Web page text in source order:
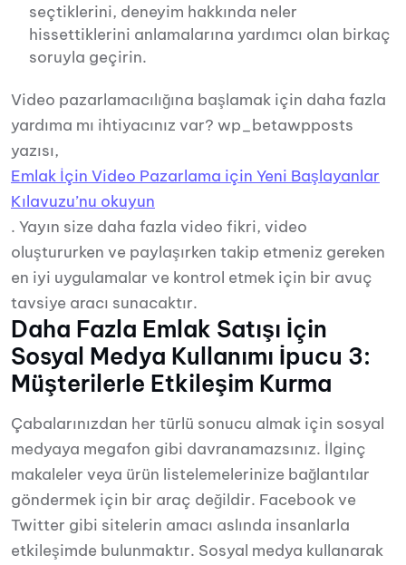
seçtiklerini, deneyim hakkında neler
hissettiklerini anlamalarına yardımcı olan birkaç
soruyla geçirin.
Video pazarlamacılığına başlamak için daha fazla
yardıma mı ihtiyacınız var? wp_betawpposts
yazısı,
Emlak İçin Video Pazarlama için Yeni Başlayanlar
Kılavuzu’nu okuyun
. Yayın size daha fazla video fikri, video
oluştururken ve paylaşırken takip etmeniz gereken
en iyi uygulamalar ve kontrol etmek için bir avuç
tavsiye aracı sunacaktır.
Daha Fazla Emlak Satışı İçin
Sosyal Medya Kullanımı İpucu 3:
Müşterilerle Etkileşim Kurma
Çabalarınızdan her türlü sonucu almak için sosyal
medyaya megafon gibi davranamazsınız. İlginç
makaleler veya ürün listelemelerinize bağlantılar
göndermek için bir araç değildir. Facebook ve
Twitter gibi sitelerin amacı aslında insanlarla
etkileşimde bulunmaktır. Sosyal medya kullanarak